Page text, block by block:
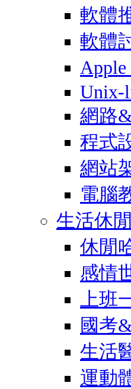
軟體
軟體
Unix-
網路
程式
網站
電腦
生活休閒
休閒
感情
上班
國考
生活
運動